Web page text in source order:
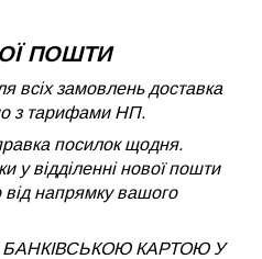
ПОШТИ
замовлень доставка
з тарифами НП.
посилок щодня.
у відділенні нової пошти
від напрямку вашого
КАРТОЮ У